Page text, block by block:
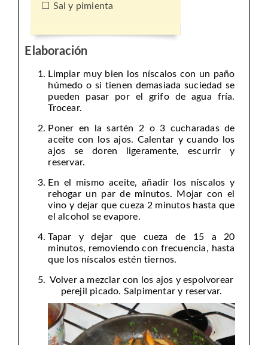
Sal y pimienta
Elaboración
Limpiar muy bien los níscalos con un paño
húmedo o si tienen demasiada suciedad se
pueden pasar por el grifo de agua fría.
Trocear.
Poner en la sartén 2 o 3 cucharadas de
aceite con los ajos. Calentar y cuando los
ajos se doren ligeramente, escurrir y
reservar.
En el mismo aceite, añadir los níscalos y
rehogar un par de minutos. Mojar con el
vino y dejar que cueza 2 minutos hasta que
el alcohol se evapore.
Tapar y dejar que cueza de 15 a 20
minutos, removiendo con frecuencia, hasta
que los níscalos estén tiernos.
Volver a mezclar con los ajos y espolvorear
perejil picado. Salpimentar y reservar.